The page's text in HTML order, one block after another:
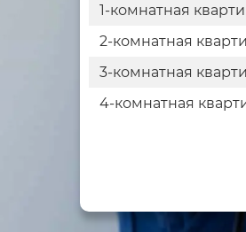
1-комнатная
2-комнатная
3-комнатная
4-комнатная